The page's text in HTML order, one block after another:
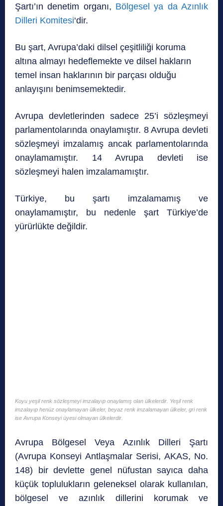
Şartı’ın denetim organı, Bölgesel ya da Azınlık
Dilleri Komitesi‘dir.
Bu şart, Avrupa’daki dilsel çeşitliliği koruma
altına almayı hedeflemekte ve dilsel hakların
temel insan haklarının bir parçası olduğu
anlayışını benimsemektedir.
Avrupa devletlerinden sadece 25’i sözleşmeyi
parlamentolarında onaylamıştır. 8 Avrupa devleti
sözleşmeyi imzalamış ancak parlamentolarında
onaylamamıştır. 14 Avrupa devleti ise
sözleşmeyi halen imzalamamıştır.
Türkiye, bu şartı imzalamamış ve
onaylamamıştır, bu nedenle şart Türkiye’de
yürürlükte değildir.
Koyu yeşil renk sözleşmeyi imzalayıp onaylamış olan ülkelerdir. Yeşil renk
imzalayıp henüz onaylamayan ülkeler, beyaz renk imzalamayan ülkeler, gri renk
ise Avrupa Konseyi üyesi olmayan ülkelerdir.
Avrupa Bölgesel Veya Azınlık Dilleri Şartı
(Avrupa Konseyi Antlaşmalar Serisi, AKAS, No.
148) bir devlette genel nüfustan sayıca daha
küçük toplulukların geleneksel olarak kullanılan,
bölgesel ve azınlık dillerini korumak ve